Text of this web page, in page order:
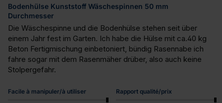
Bodenhülse Kunststoff Wäschespinnen 50 mm
Durchmesser
Die Wäschespinne und die Bodenhülse stehen seit über
einem Jahr fest im Garten. Ich habe die Hülse mit ca.40 kg
Beton Fertigmischung einbetoniert, bündig Rasennabe ich
fahre sogar mit dem Rasenmäher drüber, also auch keine
Stolpergefahr.
Facile à manipuler/à utiliser Rapport qualité/prix